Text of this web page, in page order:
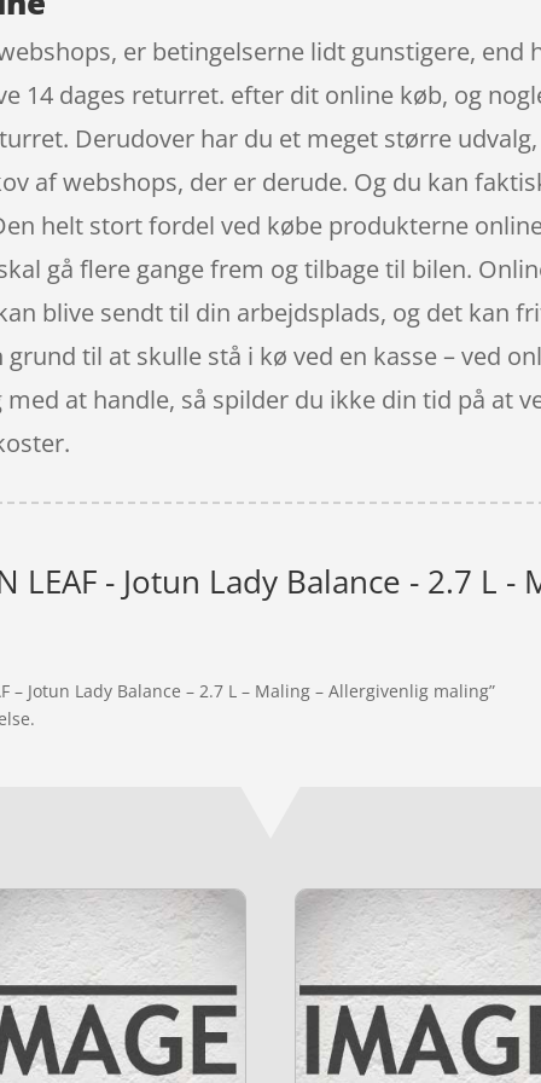
er betingelserne lidt gunstigere, end
14 dages returret. efter dit online køb, og
Derudover har du et meget større
af webshops, der er derude. Og du kan
helt stort fordel ved købe produkterne
gå flere gange frem og tilbage til bilen.
blive sendt til din arbejdsplads, og det kan
til at skulle stå i kø ved en kasse – ved
at handle, så spilder du ikke din tid på at
LEAF - Jotun Lady Balance - 2.7 L
– Jotun Lady Balance – 2.7 L – Maling – Allergivenlig maling”